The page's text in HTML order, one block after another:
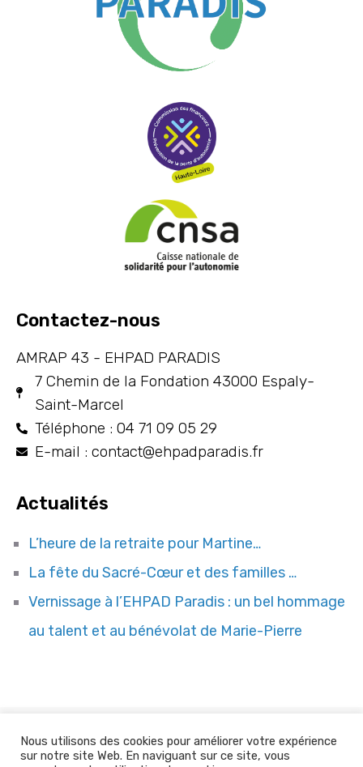
Contactez-nous
AMRAP 43 - EHPAD PARADIS
7 Chemin de la Fondation 43000 Espaly-
Saint-Marcel
Téléphone : 04 71 09 05 29
E-mail : contact@ehpadparadis.fr
Actualités
L’heure de la retraite pour Martine…
La fête du Sacré-Cœur et des familles …
Vernissage à l’EHPAD Paradis : un bel hommage
au talent et au bénévolat de Marie-Pierre
Site web réalisé parCOQPIT Agence Digitale
Nous utilisons des cookies pour améliorer votre expérience
sur notre site Web. En naviguant sur ce site, vous